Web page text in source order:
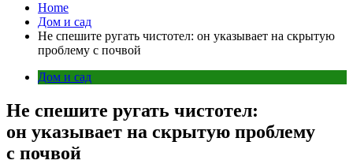
Home
Дом и сад
Не спешите ругать чистотел: он указывает на скрытую
проблему с почвой
Дом и сад
Не спешите ругать чистотел:
он указывает на скрытую проблему
с почвой